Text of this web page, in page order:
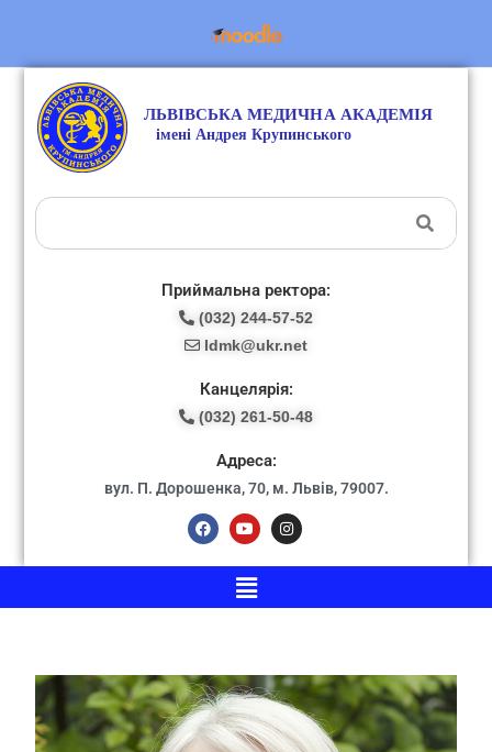
Приймальна ректора:
(032) 244-57-52
ldmk@ukr.net
Канцелярія:
(032) 261-50-48
Адреса:
вул. П. Дорошенка, 70, м. Львів, 79007.